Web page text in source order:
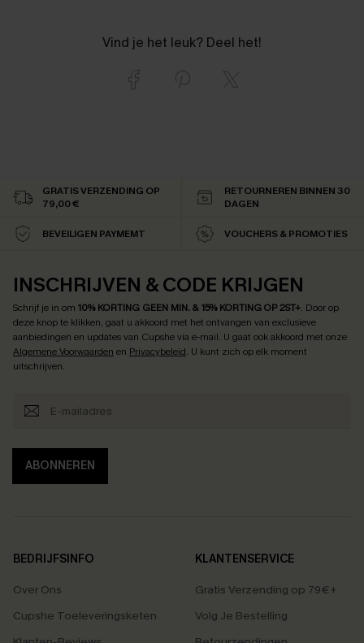
Vind je het leuk? Deel het!
GRATIS VERZENDING OP
79,00 €
RETOURNEREN BINNEN 30
DAGEN
BEVEILIGEN PAYMEMT VOUCHERS & PROMOTIES
INSCHRIJVEN & CODE KRIJGEN
Schrijf je in om 10% KORTING GEEN MIN. & 15% KORTING OP 2ST+. Door op
deze knop te klikken, gaat u akkoord met het ontvangen van exclusieve
aanbiedingen en updates van Cupshe via e-mail. U gaat ook akkoord met onze
Algemene Voorwaarden en Privacybeleid. U kunt zich op elk moment
uitschrijven.
ABONNEREN
BEDRIJFSINFO
Over Ons
Cupshe Toeleveringsketen
KLANTENSERVICE
Gratis Verzending op 79€+
Volg Je Bestelling